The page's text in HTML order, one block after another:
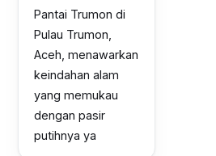
Pantai Trumon di
Pulau Trumon,
Aceh, menawarkan
keindahan alam
yang memukau
dengan pasir
putihnya ya